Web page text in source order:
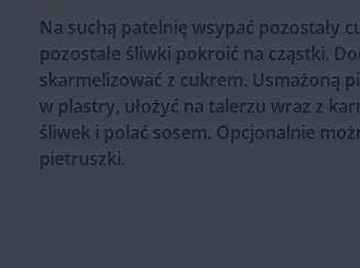
Na suchą patelnię wsypać pozostały
pozostałe śliwki pokroić na cząstki.
skarmelizować z cukrem. Usmażoną
w plastry, ułożyć na talerzu wraz z
śliwek i polać sosem. Opcjonalnie
pietruszki.